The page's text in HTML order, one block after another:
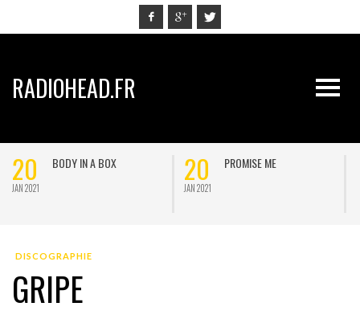
RADIOHEAD.FR
20
JAN 2021
BODY IN A BOX 20
JAN 2021
PROMISE ME
DISCOGRAPHIE
GRIPE